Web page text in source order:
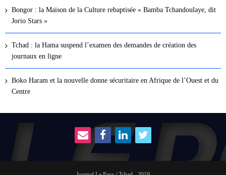
Bongor : la Maison de la Culture rebaptisée « Bamba Tchandoulaye, dit
Jorio Stars »
Tchad : la Hama suspend l’examen des demandes de création des
journaux en ligne
Boko Haram et la nouvelle donne sécuritaire en Afrique de l’Ouest et du
Centre